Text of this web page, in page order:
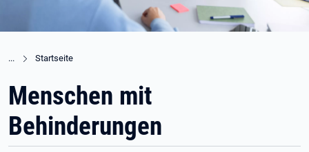
Startseite
Menschen mit
Behinderungen